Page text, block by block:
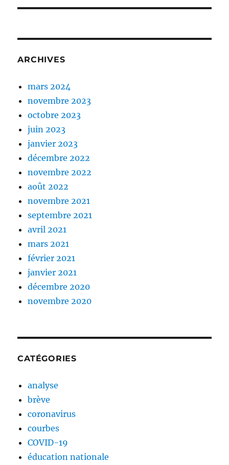
ARCHIVES
mars 2024
novembre 2023
octobre 2023
juin 2023
janvier 2023
décembre 2022
novembre 2022
août 2022
novembre 2021
septembre 2021
avril 2021
mars 2021
février 2021
janvier 2021
décembre 2020
novembre 2020
CATÉGORIES
analyse
brève
coronavirus
courbes
COVID-19
éducation nationale